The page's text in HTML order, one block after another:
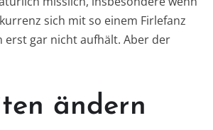
sich mit so einem Firlefanz
erst gar nicht aufhält. Aber der
ändern